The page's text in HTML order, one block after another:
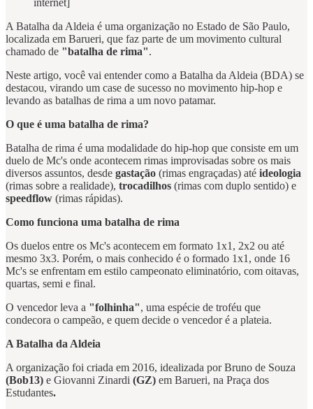
A Batalha da Aldeia é uma organização no Estado de São Paulo,
localizada em Barueri, que faz parte de um movimento cultural
chamado de "batalha de rima".
Neste artigo, você vai entender como a Batalha da Aldeia (BDA) se
destacou, virando um case de sucesso no movimento hip-hop e
levando as batalhas de rima a um novo patamar.
O que é uma batalha de rima?
Batalha de rima é uma modalidade do hip-hop que consiste em um
duelo de Mc's onde acontecem rimas improvisadas sobre os mais
diversos assuntos, desde gastação (rimas engraçadas) até ideologia
(rimas sobre a realidade), trocadilhos (rimas com duplo sentido) e
speedflow (rimas rápidas).
Como funciona uma batalha de rima
Os duelos entre os Mc's acontecem em formato 1x1, 2x2 ou até
mesmo 3x3. Porém, o mais conhecido é o formado 1x1, onde 16
Mc's se enfrentam em estilo campeonato eliminatório, com oitavas,
quartas, semi e final.
O vencedor leva a "folhinha", uma espécie de troféu que
condecora o campeão, e quem decide o vencedor é a plateia.
A Batalha da Aldeia
A organização foi criada em 2016, idealizada por Bruno de Souza
(Bob13) e Giovanni Zinardi (GZ) em Barueri, na Praça dos
Estudantes.